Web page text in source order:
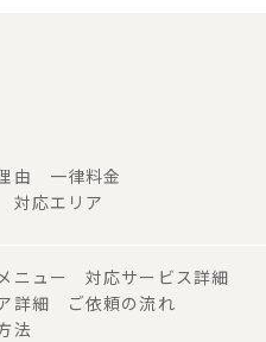
由 一律料金
対応エリア
ニュー 対応サービス詳細
詳細 ご依頼の流れ
法